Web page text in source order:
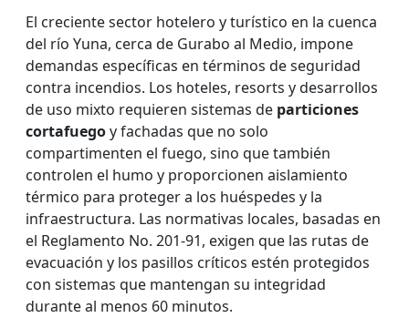
El creciente sector hotelero y turístico en la cuenca
del río Yuna, cerca de Gurabo al Medio, impone
demandas específicas en términos de seguridad
contra incendios. Los hoteles, resorts y desarrollos
de uso mixto requieren sistemas de particiones
cortafuegoy fachadas que no solo
compartimenten el fuego, sino que también
controlen el humo y proporcionen aislamiento
térmico para proteger a los huéspedes y la
infraestructura. Las normativas locales, basadas en
el Reglamento No. 201-91, exigen que las rutas de
evacuación y los pasillos críticos estén protegidos
con sistemas que mantengan su integridad
durante al menos 60 minutos.